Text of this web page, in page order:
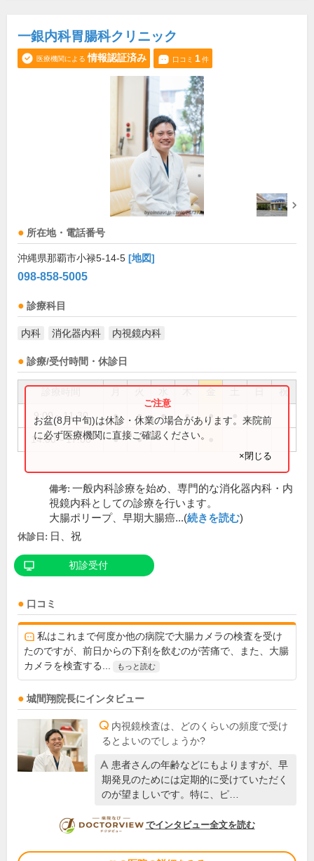
一銀内科胃腸科クリニック
医療機関による 情報認証済み 口コミ 1件
所在地・電話番号
沖縄県那覇市小禄5-14-5 [地図]
098-858-5005
診療科目
内科 消化器内科 内視鏡内科
診療/受付時間・休診日
祝
9:00～11:30 ● ● ● ● ●
14:00～17:00 ● ●
お盆(8月中旬)は休診・休業の場合があります。来院前
に必ず医療機関に直接ご確認ください。
×閉じる
備考: 一般内科診療を始め、専門的な消化器内科・内
視鏡内科としての診療を行います。
大腸ポリープ、早期大腸癌...(続きを読む)
休診日: 日、祝
初診受付
口コミ
私はこれまで何度か他の病院で大腸カメラの検査を受け
たのですが、前日からの下剤を飲むのが苦痛で、また、大腸
カメラを検査する...
もっと読む
城間翔 院長にインタビュー
内視鏡検査は、どのくらいの頻度で受け
るとよいのでしょうか?
患者さんの年齢などにもよりますが、早
期発見のためには定期的に受けていただく
のが望ましいです。特に、ピ…
DOCTORVIEW
でインタビュー全文を読む